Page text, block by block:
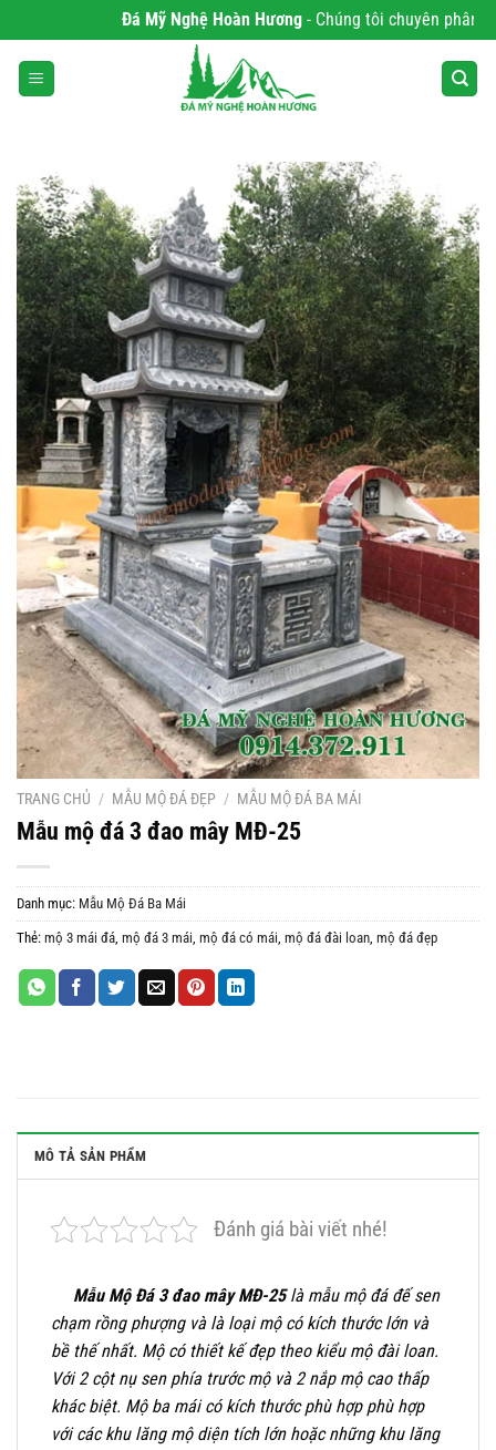
qua
nội
dung
Đá Mỹ Nghệ Hoàn Hương- Chúng tôi chuyên phân
TRANG CHỦ / MẪU MỘ ĐÁ ĐẸP / MẪU MỘ ĐÁ BA MÁI
Mẫu mộ đá 3 đao mây MĐ-25
Danh mục: Mẫu Mộ Đá Ba Mái
Thẻ: mộ 3 mái đá, mộ đá 3 mái, mộ đá có mái, mộ đá đài loan, mộ đá đẹp
MÔ TẢ SẢN PHẨM
Đánh giá bài viết nhé!
Mẫu Mộ Đá 3 đao mây MĐ-25là mẫu mộ đá đế sen
chạm rồng phượng và là loại mộ có kích thước lớn và
bề thế nhất. Mộ có thiết kế đẹp theo kiểu mộ đài loan.
Với 2 cột nụ sen phía trước mộ và 2 nắp mộ cao thấp
khác biệt. Mộ ba mái có kích thước phù hợp phù hợp
với các khu lăng mộ diện tích lớn hoặc những khu lăng